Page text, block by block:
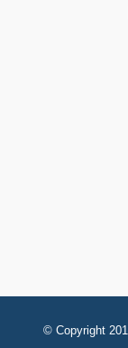
© Copyright